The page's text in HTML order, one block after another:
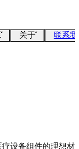
关于 联系
设备组件的理想材